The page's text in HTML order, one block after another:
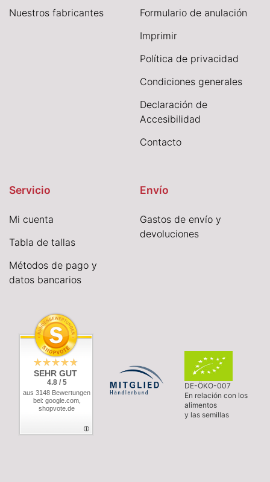
Nuestros fabricantes
Formulario de anulación
Imprimir
Política de privacidad
Condiciones generales
Declaración de
Accesibilidad
Contacto
Servicio
Mi cuenta
Tabla de tallas
Métodos de pago y
datos bancarios
Envío
Gastos de envío y
devoluciones
SEHR GUT
4.8 / 5
aus 3148 Bewertungen
bei: google.com,
shopvote.de
DE-ÖKO-007
En relación con los
alimentos
y las semillas